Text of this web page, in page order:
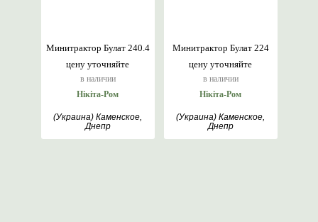
цену уточняйте
в наличии
Минитрактор Булат 240.4
Нікіта-Ром
(Украина) Каменское,
Днепр
цену уточняйте
в наличии
Минитрактор Булат 224
Нікіта-Ром
(Украина) Каменское,
Днепр